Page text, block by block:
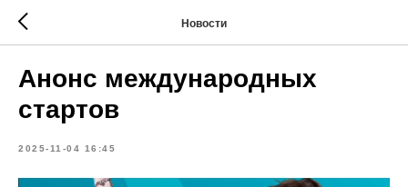
Новости
Анонс международных
стартов
2025-11-04 16:45